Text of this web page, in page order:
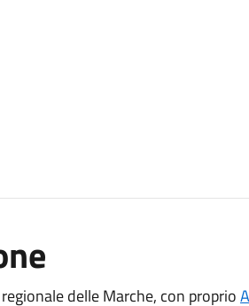
delle Marche, con proprio